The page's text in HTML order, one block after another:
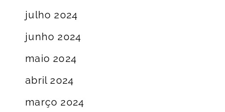
julho 2024
junho 2024
maio 2024
abril 2024
março 2024